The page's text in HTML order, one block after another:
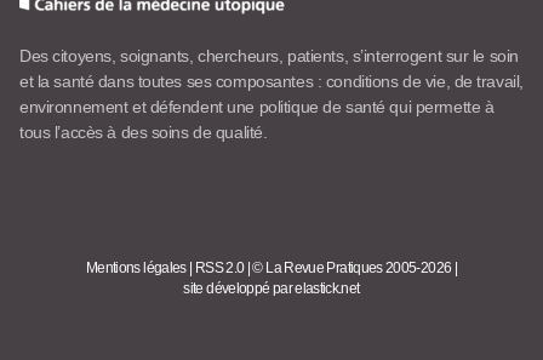
Des citoyens, soignants, chercheurs, patients, s’interrogent sur le soin
et la santé dans toutes ses composantes : conditions de vie, de travail,
environnement et défendent une politique de santé qui permette à
tous l’accès à des soins de qualité.
Mentions légales RSS 2.0 |© La Revue Pratiques 2005-2026
site développé par elastick.net